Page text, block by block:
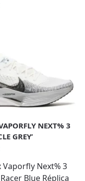
NEXT% 3
GREY’